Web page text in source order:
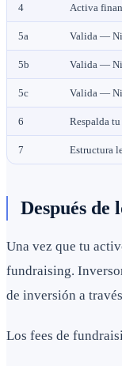
4 Activa
5a Valida —
5b Valida —
5c Valida —
6 Respalda
7 Estructura
Después de
Una vez que tu
fundraising.
de inversión a
Los fees de